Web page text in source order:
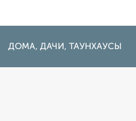
ДОМА, ДАЧИ, ТАУНХАУСЫ